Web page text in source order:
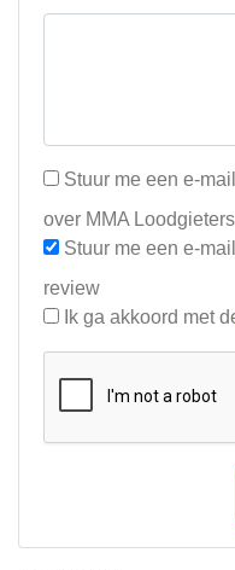
Stuur me een e-
over MMA
Stuur me een e-
review
Ik ga akkoord met